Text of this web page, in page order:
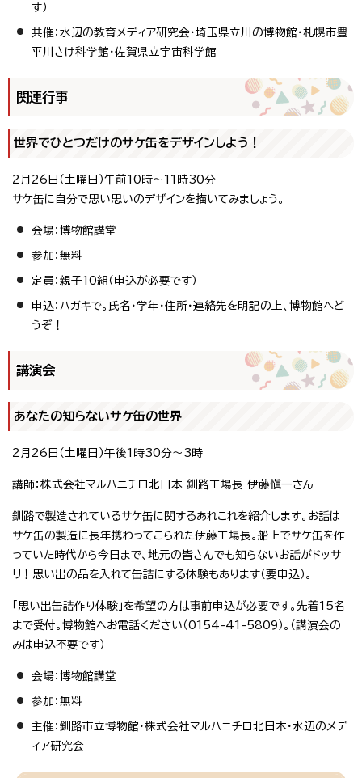
す）
共催：水辺の教育メディア研究会・埼玉県立川の博物館・札幌市豊
平川さけ科学館・佐賀県立宇宙科学館
関連行事
世界でひとつだけのサケ缶をデザインしよう！
2月26日（土曜日）午前10時～11時30分
サケ缶に自分で思い思いのデザインを描いてみましょう。
会場：博物館講堂
参加：無料
定員：親子10組（申込が必要です）
申込：ハガキで。氏名・学年・住所・連絡先を明記の上、博物館へど
うぞ！
講演会
あなたの知らないサケ缶の世界
2月26日（土曜日）午後1時30分～3時
講師：株式会社マルハニチロ北日本 釧路工場長 伊藤愼一さん
釧路で製造されているサケ缶に関するあれこれを紹介します。お話は
サケ缶の製造に長年携わってこられた伊藤工場長。船上でサケ缶を作
っていた時代から今日まで、地元の皆さんでも知らないお話がドッサ
リ！思い出の品を入れて缶詰にする体験もあります（要申込）。
「思い出缶詰作り体験」を希望の方は事前申込が必要です。先着15名
まで受付。博物館へお電話ください（0154-41-5809）。（講演会の
みは申込不要です）
会場：博物館講堂
参加：無料
主催：釧路市立博物館・株式会社マルハニチロ北日本・水辺のメデ
ィア研究会